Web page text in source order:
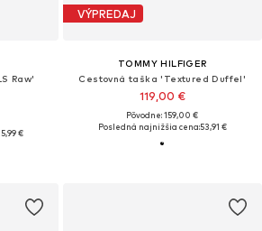
Raw'
€
VÝPREDAJ
TOMMY HILFIGER
Cestovná taška 'Textured Duffel'
119,00 €
Pôvodne: 159,00 €
Posledná najnižšia cena:53,91 €